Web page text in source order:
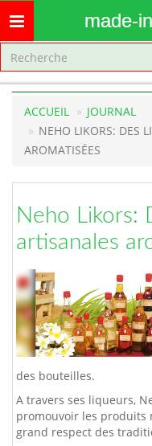
Toggle
navigation
made-
ACCUEIL
JOURNAL
NEHO LIKORS: DES
AROMATISÉES
Neho Likors:
artisanales
des bouteilles.
A travers ses liqueurs,
promouvoir les produits
grand respect des